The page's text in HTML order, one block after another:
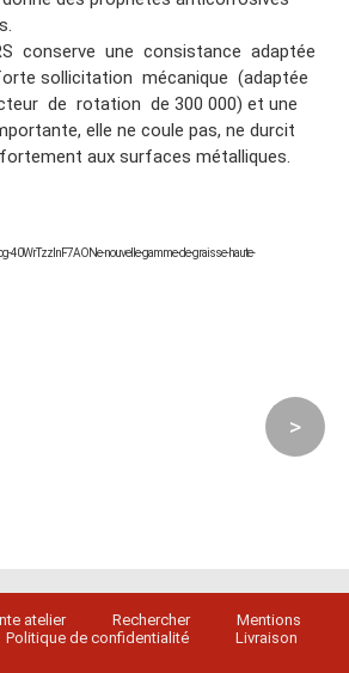
conserve une consistance adaptée
sollicitation mécanique (adaptée
de rotation de 300 000) et une
elle ne coule pas, ne durcit
aux surfaces métalliques.
40WrTzzInF7AONe-nouvelle-gamme-de-graisse-haute-
>
atelier Rechercher
Mentions
Politique de confidentialité Livraison